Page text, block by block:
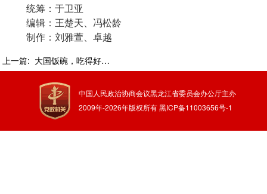
统筹：于卫亚
编辑：王楚天、冯松龄
制作：刘雅萱、卓越
上一篇: 大国饭碗，吃得好端得牢
中国人民政治协商会议黑龙江省委员会办公厅主办
2009年-2026年版权所有黑ICP备11003656号-1